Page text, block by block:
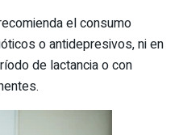
el consumo
o antidepresivos, ni en
de lactancia o con